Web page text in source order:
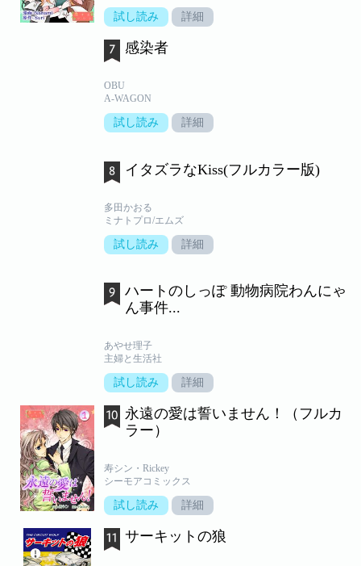
試し読み 詳細
感染者
OBU
A-WAGON
試し読み 詳細
イタズラなKiss(フルカラー版)
多田かおる
ミナトプロ/エムズ
試し読み 詳細
ハートのしっぽ 動物病院わんにゃ
ん事件...
あやせ理子
主婦と生活社
試し読み 詳細
永遠の愛は誓いません！（フルカ
ラー）
寿シン・Rickey
シーモアコミックス
試し読み 詳細
サーキットの狼